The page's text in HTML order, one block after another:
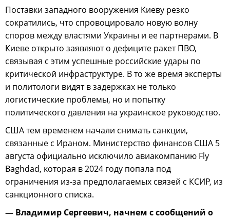
Поставки западного вооружения Киеву резко
сократились, что спровоцировало новую волну
споров между властями Украины и ее партнерами. В
Киеве открыто заявляют о дефиците ракет ПВО,
связывая с этим успешные российские удары по
критической инфраструктуре. В то же время эксперты
и политологи видят в задержках не только
логистические проблемы, но и попытку
политического давления на украинское руководство.
США тем временем начали снимать санкции,
связанные с Ираном. Министерство финансов США 5
августа официально исключило авиакомпанию Fly
Baghdad, которая в 2024 году попала под
ограничения из-за предполагаемых связей с КСИР, из
санкционного списка.
— Владимир Сергеевич, начнем с сообщений о